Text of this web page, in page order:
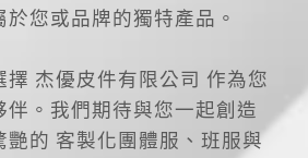
於您或品牌的獨特產品。
擇 杰優皮件有限公司 作為您
伴。我們期待與您一起創造
艷的 客製化團體服、班服與